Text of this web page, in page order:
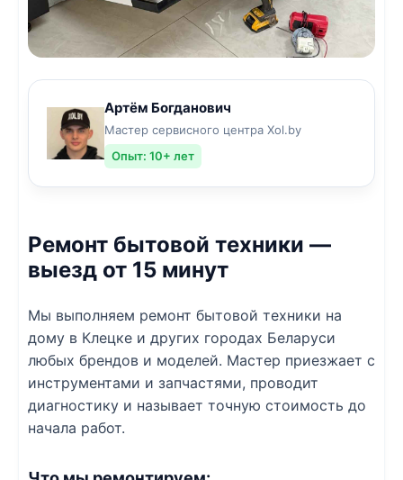
Артём Богданович
Мастер сервисного центра Xol.by
Опыт: 10+ лет
Ремонт бытовой техники —
выезд от 15 минут
Мы выполняем ремонт бытовой техники на
дому в Клецке и других городах Беларуси
любых брендов и моделей. Мастер приезжает с
инструментами и запчастями, проводит
диагностику и называет точную стоимость до
начала работ.